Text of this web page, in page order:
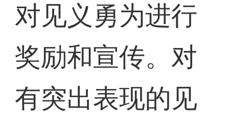
对见义勇为进行
奖励和宣传。对
有突出表现的见